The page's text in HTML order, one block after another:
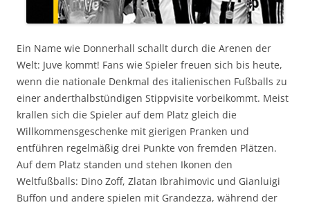
Ein Name wie Donnerhall schallt durch die Arenen der
Welt: Juve kommt! Fans wie Spieler freuen sich bis heute,
wenn die nationale Denkmal des italienischen Fußballs zu
einer anderthalbstündigen Stippvisite vorbeikommt. Meist
krallen sich die Spieler auf dem Platz gleich die
Willkommensgeschenke mit gierigen Pranken und
entführen regelmäßig drei Punkte von fremden Plätzen.
Auf dem Platz standen und stehen Ikonen den
Weltfußballs: Dino Zoff, Zlatan Ibrahimovic und Gianluigi
Buffon und andere spielen mit Grandezza, während der